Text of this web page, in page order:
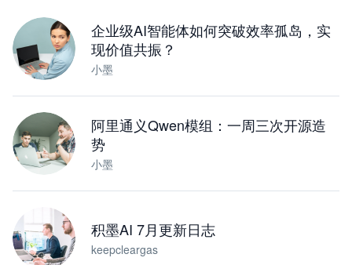
企业级AI智能体如何突破效率孤岛，实
现价值共振？
小墨
阿里通义Qwen模组：一周三次开源造
势
小墨
积墨AI 7月更新日志
keepcleargas